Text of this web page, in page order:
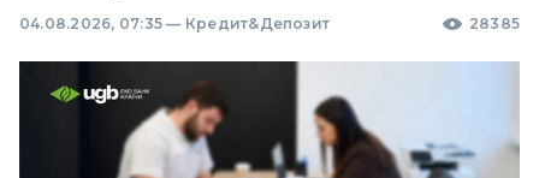
04.08.2026, 07:35 — Кредит&Депозит 28385